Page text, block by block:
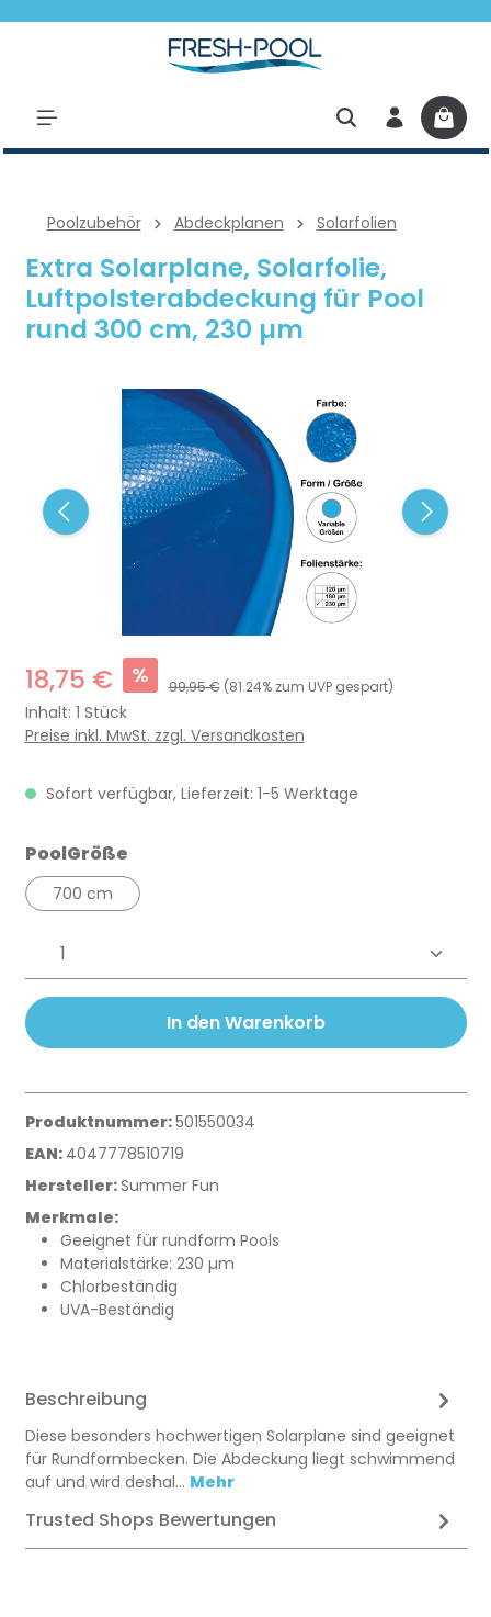
Poolzubehör Abdeckplanen Solarfolien
Extra Solarplane, Solarfolie,
Luftpolsterabdeckung für Pool
rund 300 cm, 230 µm
Bildergalerie überspringen
18,75 € % 99,95 € (81.24% zum UVP gespart)
Inhalt: 1 Stück
Preise inkl. MwSt. zzgl. Versandkosten
Sofort verfügbar, Lieferzeit: 1-5 Werktage
PoolGrößeauswählen
700 cm
Produkt Anzahl: Gib den
In den Warenkorb
Produktnummer:501550034
EAN: 4047778510719
Hersteller:Summer Fun
Merkmale:
Geeignet für rundform Pools
Materialstärke: 230 µm
Chlorbeständig
UVA-Beständig
Beschreibung
Diese besonders hochwertigen Solarplane sind geeignet
für Rundformbecken. Die Abdeckung liegt schwimmend
auf und wird deshal… Mehr
Trusted Shops Bewertungen